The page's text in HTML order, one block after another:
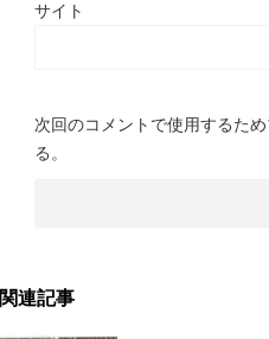
サイト
次回のコメントで使用するた
る。
関連記事